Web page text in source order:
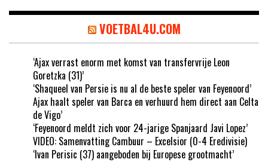
VOETBAL4U.COM
‘Ajax verrast enorm met komst van transfervrije Leon
Goretzka (31)’
‘Shaqueel van Persie is nu al de beste speler van Feyenoord’
Ajax haalt speler van Barca en verhuurd hem direct aan Celta
de Vigo’
‘Feyenoord meldt zich voor 24-jarige Spanjaard Javi Lopez’
VIDEO: Samenvatting Cambuur – Excelsior (0-4 Eredivisie)
‘Ivan Perisic (37) aangeboden bij Europese grootmacht’